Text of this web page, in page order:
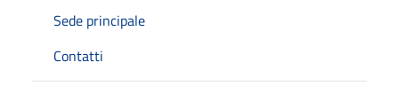
Sede principale
Contatti